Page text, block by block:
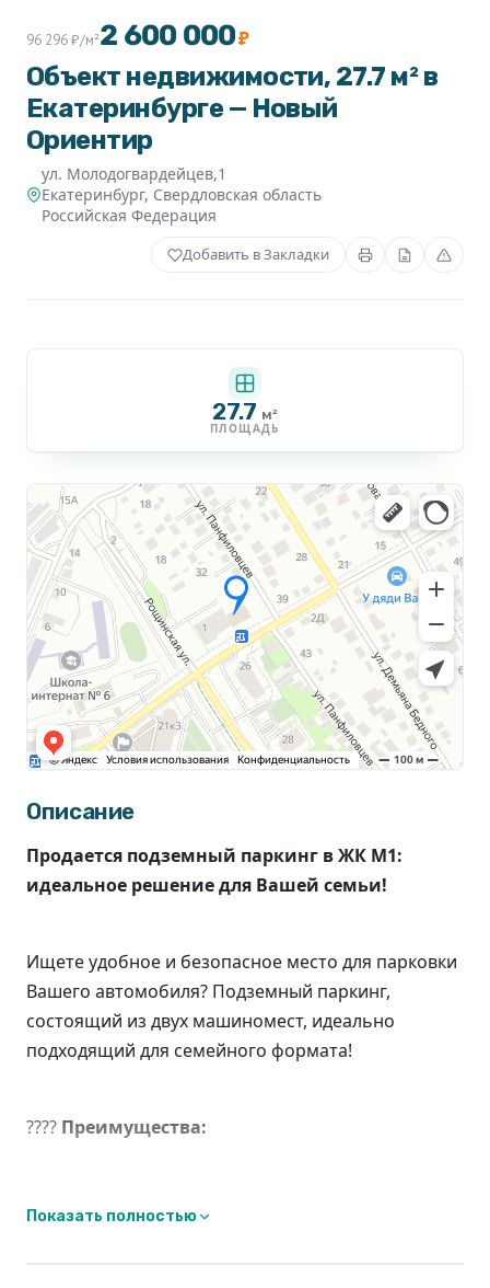
Объект недвижимости, 27.7 м² в
Екатеринбурге — Новый
Ориентир
ул. Молодогвардейцев,1
Екатеринбург, Свердловская область
Российская Федерация
96 296 ₽/м²2 600 000₽
Добавить в Закладки
27.7 м²
ПЛОЩАДЬ
Описание
Продается подземный паркинг в ЖК М1:
идеальное решение для Вашей семьи!
Ищете удобное и безопасное место для парковки
Вашего автомобиля? Подземный паркинг,
состоящий из двух машиномест, идеально
подходящий для семейного формата!
???? Преимущества:
Показать полностью